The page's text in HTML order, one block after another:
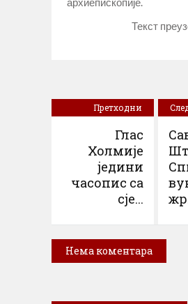
Текст
Претходни
Глас
Холмије
једини
часопис са
сје...
Нема коментара